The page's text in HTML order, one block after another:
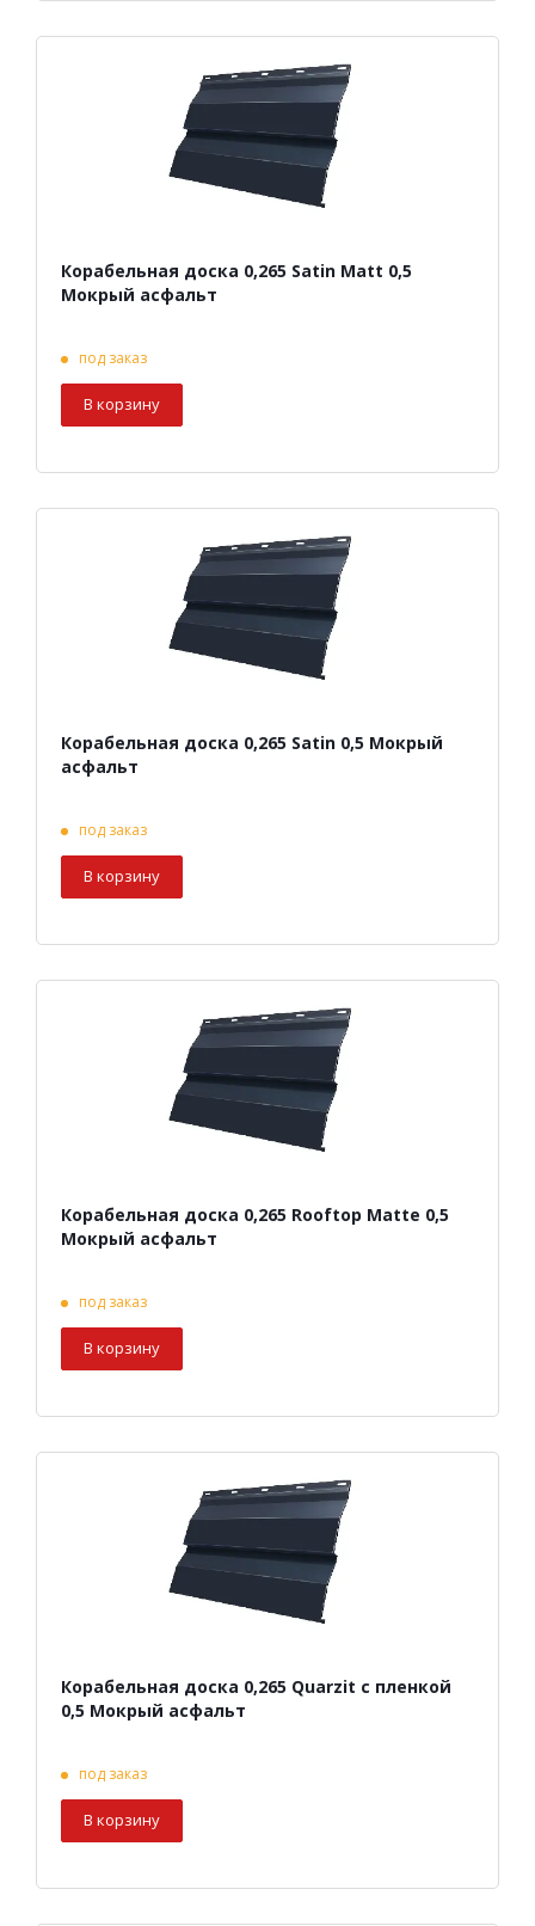
Корабельная доска 0,265 Satin Matt 0,5
Мокрый асфальт
под заказ
В корзину
Корабельная доска 0,265 Satin 0,5 Мокрый
асфальт
под заказ
В корзину
Корабельная доска 0,265 Rooftop Matte 0,5
Мокрый асфальт
под заказ
В корзину
Корабельная доска 0,265 Quarzit с пленкой
0,5 Мокрый асфальт
под заказ
В корзину